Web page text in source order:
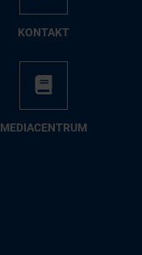
KON­TAKT
ME­DIA­CEN­TRUM